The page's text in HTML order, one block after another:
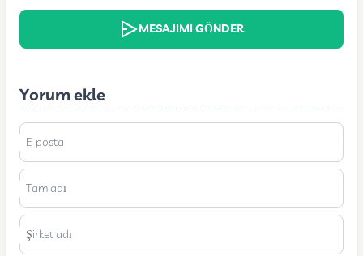
MESAJIMI GÖNDER
Yorum ekle
E-posta
Tam adı
Şirket adı